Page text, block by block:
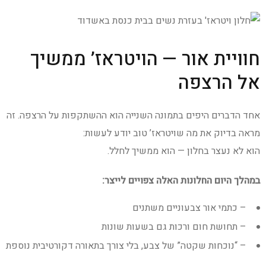
חוויית אור — הויטראז’ ממשיך
אל הרצפה
אחד הדברים היפים בתמונה השנייה הוא ההשתקפות על הרצפה. זה
מראה בדיוק את מה שויטראז’ טוב יודע לעשות:
הוא לא נעצר בחלון — הוא ממשיך לחלל.
במהלך היום החלונות האלה צפויים לייצר:
– כתמי אור צבעוניים משתנים
– תחושת חום ורכות גם בשעות שונות
– “נוכחות שקטה” של צבע, בלי צורך בתאורה דקורטיבית נוספת